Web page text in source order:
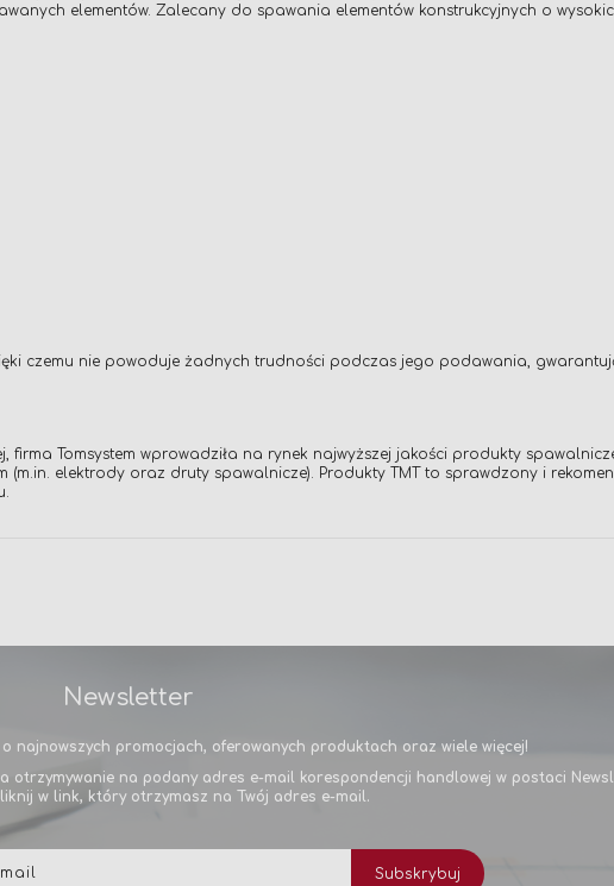
elementów. Zalecany do spawania elementów konstrukcyjnych o
czemu nie powoduje żadnych trudności podczas jego podawania,
Tomsystem wprowadziła na rynek najwyższej jakości produkty spawalnicze
(m.in. elektrody oraz druty spawalnicze). Produkty TMT to sprawdzony i
Newsletter
najnowszych promocjach, oferowanych produktach oraz wiele więcej!
na podany adres e-mail korespondencji handlowej w postaci
w link, który otrzymasz na Twój adres e-mail.
Subskrybuj